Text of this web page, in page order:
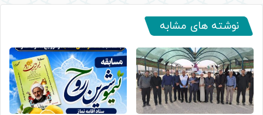
نوشته های مشابه